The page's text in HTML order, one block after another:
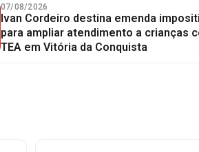
07/08/2026
Ivan Cordeiro destina emenda
para ampliar atendimento a crianças
TEA em Vitória da Conquista